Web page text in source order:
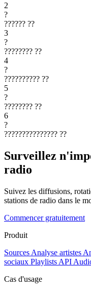
2
?
?????? ??
3
?
???????? ??
4
?
?????????? ??
5
?
???????? ??
6
?
??????????????? ??
Surveillez
radio
Suivez les diffusions,
stations de radio dans le
Commencer gratuitement
Produit
Sources Analyse artistes
sociaux Playlists API
Cas d'usage